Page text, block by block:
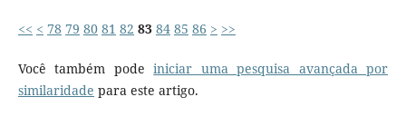
<< < 78 79 80 81 82 83 84 85 86 > >>
Você também podeiniciar uma pesquisa avançada por
similaridade para este artigo.